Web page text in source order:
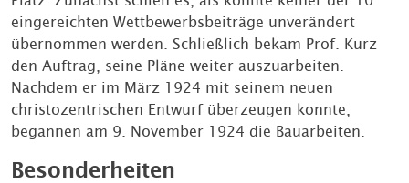
eingereichten Wettbewerbsbeiträge unverändert
übernommen werden. Schließlich bekam Prof. Kurz
den Auftrag, seine Pläne weiter auszuarbeiten.
Nachdem er im März 1924 mit seinem neuen
christozentrischen Entwurf überzeugen konnte,
begannen am 9. November 1924 die Bauarbeiten.
Besonderheiten